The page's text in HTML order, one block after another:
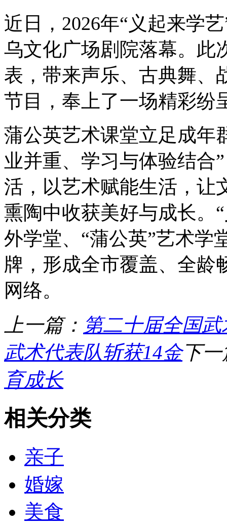
近日，2026年“义起来学
乌文化广场剧院落幕。此
表，带来声乐、古典舞、
节目，奉上了一场精彩纷
蒲公英艺术课堂立足成年
业并重、学习与体验结合
活，以艺术赋能生活，让
熏陶中收获美好与成长。
外学堂、“蒲公英”艺术学
牌，形成全市覆盖、全龄
网络。
上一篇： 第二十届全国
武术代表队斩获14金下一
育成长
相关分类
亲子
婚嫁
美食